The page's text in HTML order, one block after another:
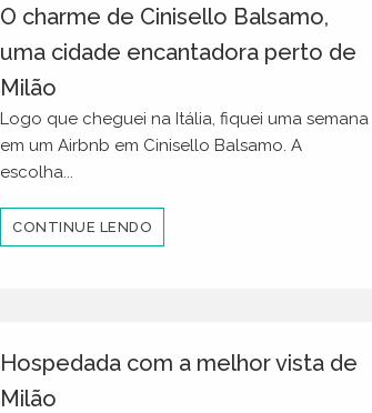
O charme de Cinisello Balsamo,
uma cidade encantadora perto de
Milão
Logo que cheguei na Itália, fiquei uma semana
em um Airbnb em Cinisello Balsamo. A
escolha...
CONTINUE LENDO
Hospedada com a melhor vista de
Milão